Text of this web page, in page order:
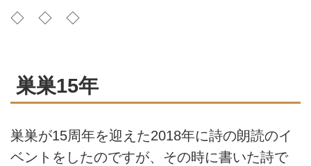
◇ ◇ ◇
巣巣15年
巣巣が15周年を迎えた2018年に詩の朗読のイ
ベントをしたのですが、その時に書いた詩で